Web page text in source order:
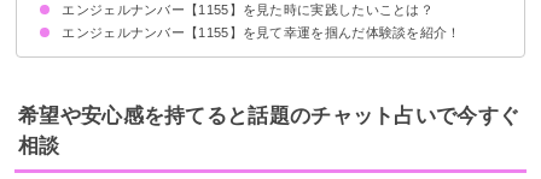
何度も【1155】を見る場合
時計で【1155】を見る場合
車のナンバープレートで【1155】を見る場合
エンジェルナンバー【1155】を見た時に実践したいことは？
生活を変える
見た目を変える
エンジェルナンバー【1155】を見て幸運を掴んだ体験談を紹介！
仕事にやりがいを持てるようになった
新しいパートナーと巡り合えた
充実した日々を過ごすようになった
希望や安心感を持てると話題のチャット占いで今すぐ
相談